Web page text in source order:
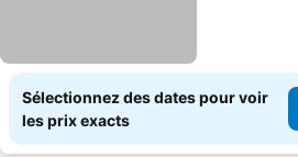
Sélectionnez des dates pour voir
les prix exacts